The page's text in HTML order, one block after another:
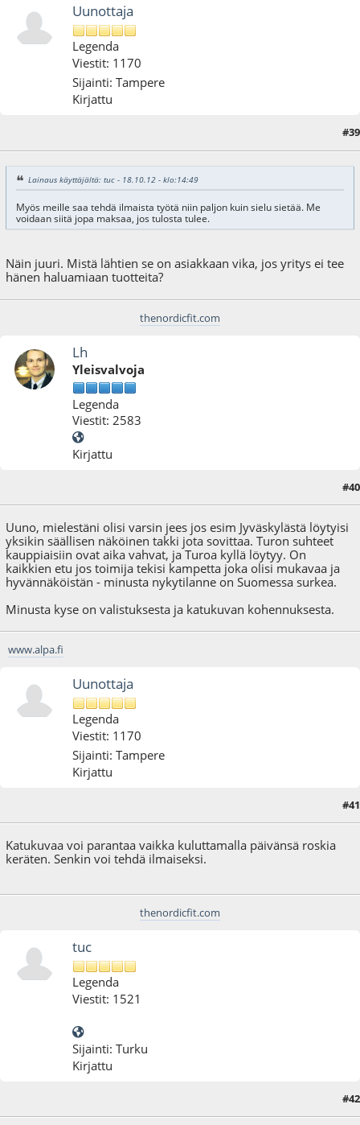
Uunottaja
Legenda
Viestit: 1170
Sijainti: Tampere
Kirjattu
#39
Lainaus käyttäjältä: tuc - 18.10.12 - klo:14:49
Myös meille saa tehdä ilmaista työtä niin paljon kuin sielu sietää. Me
voidaan siitä jopa maksaa, jos tulosta tulee.
Näin juuri. Mistä lähtien se on asiakkaan vika, jos yritys ei tee
hänen haluamiaan tuotteita?
thenordicfit.com
Lh
Yleisvalvoja
Legenda
Viestit: 2583
Kirjattu
#40
Uuno, mielestäni olisi varsin jees jos esim Jyväskylästä löytyisi
yksikin säällisen näköinen takki jota sovittaa. Turon suhteet
kauppiaisiin ovat aika vahvat, ja Turoa kyllä löytyy. On
kaikkien etu jos toimija tekisi kampetta joka olisi mukavaa ja
hyvännäköistän - minusta nykytilanne on Suomessa surkea.
Minusta kyse on valistuksesta ja katukuvan kohennuksesta.
www.alpa.fi
Uunottaja
Legenda
Viestit: 1170
Sijainti: Tampere
Kirjattu
#41
Katukuvaa voi parantaa vaikka kuluttamalla päivänsä roskia
keräten. Senkin voi tehdä ilmaiseksi.
thenordicfit.com
tuc
Legenda
Viestit: 1521
Sijainti: Turku
Kirjattu
#42